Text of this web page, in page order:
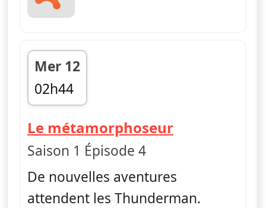
Mer 12
02h44
fin 03h08
Le métamorphoseur— The
Saison 1 Épisode 4
De nouvelles aventures
attendent les Thunderman.